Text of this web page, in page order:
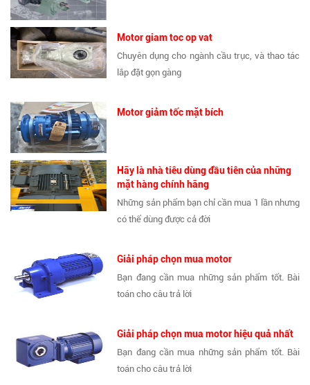
Motor giam toc op vat
Chuyên dụng cho ngành cầu trục, và thao tác
lắp đặt gọn gàng
Motor giảm tốc mặt bích
Hãy là nhà tiêu dùng đầu tiên của những
mặt hàng chính hãng
Những sản phẩm bạn chỉ cần mua 1 lần nhưng
có thể dùng được cả đời
Giải pháp chọn mua motor
Bạn đang cần mua những sản phẩm tốt. Bài
toán cho câu trả lời
Giải pháp chọn mua motor hiệu quả nhất
Bạn đang cần mua những sản phẩm tốt. Bài
toán cho câu trả lời